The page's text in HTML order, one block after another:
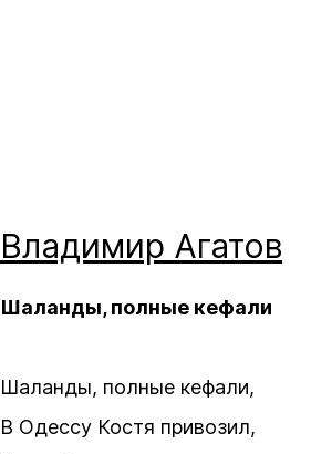
Владимир Агатов
Шаланды, полные кефали
Шаланды, полные кефали,
В Одессу Костя привозил,